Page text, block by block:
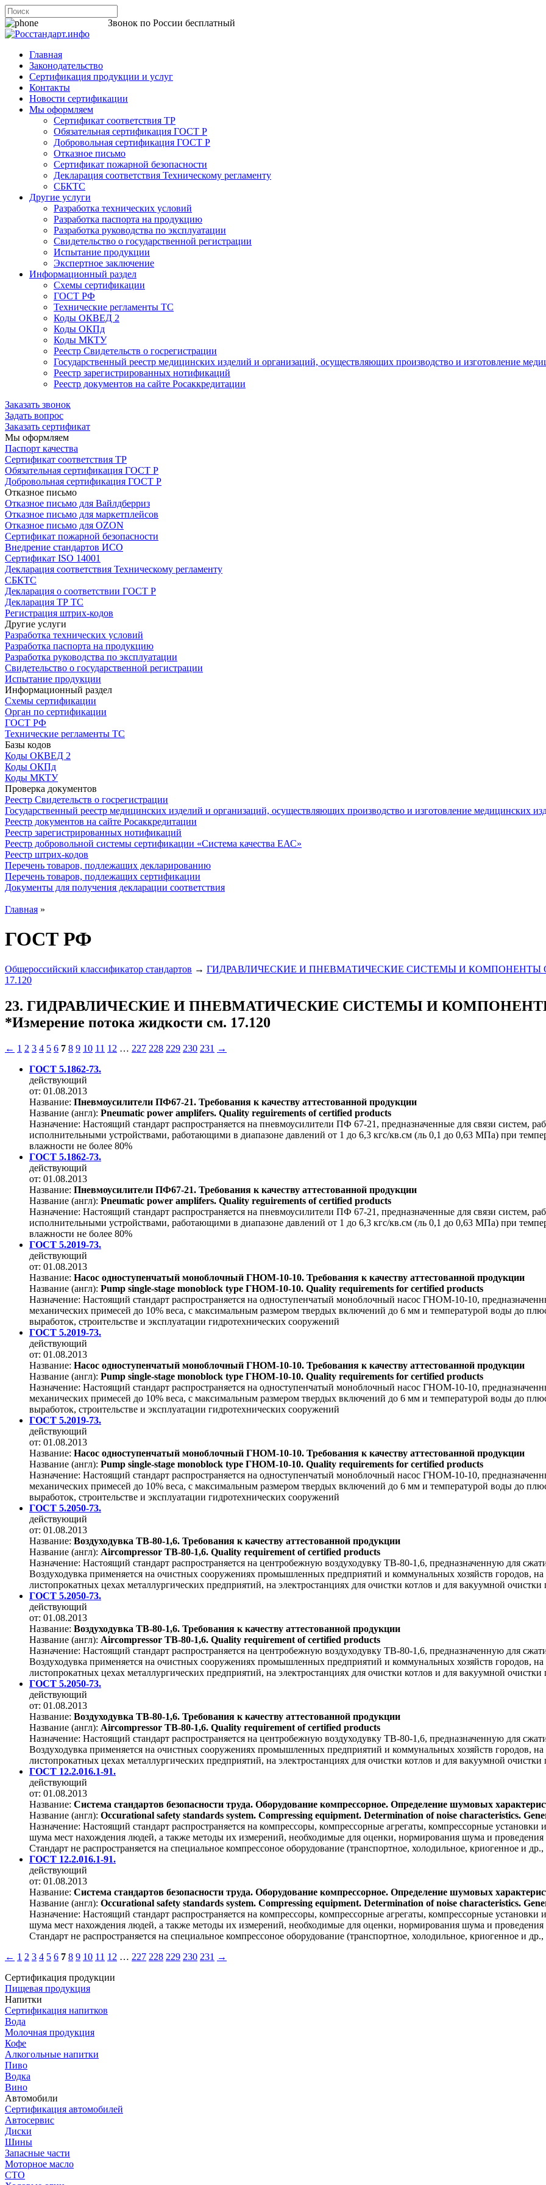
Звонок по России бесплатный
Главная
Законодательство
Сертификация продукции и услуг
Контакты
Новости сертификации
Мы оформляем
Сертификат соответствия ТР
Обязательная сертификация ГОСТ Р
Добровольная сертификация ГОСТ Р
Отказное письмо
Сертификат пожарной безопасности
Декларация соответствия Техническому регламенту
СБКТС
Другие услуги
Разработка технических условий
Разработка паспорта на продукцию
Разработка руководства по эксплуатации
Свидетельство о государственной регистрации
Испытание продукции
Экспертное заключение
Информационный раздел
Схемы сертификации
ГОСТ РФ
Технические регламенты ТС
Коды ОКВЕД 2
Коды ОКПд
Коды МКТУ
Реестр Свидетельств о госрегистрации
Государственный реестр медицинских изделий и организаций, осуществляющих производство и изготовление
Реестр зарегистрированных нотификаций
Реестр документов на сайте Росаккредитации
Заказать звонок
Задать вопрос
Заказать сертификат
Мы оформляем
Паспорт качества
Сертификат соответствия ТР
Обязательная сертификация ГОСТ Р
Добровольная сертификация ГОСТ Р
Отказное письмо
Отказное письмо для Вайлдберриз
Отказное письмо для маркетплейсов
Отказное письмо для OZON
Сертификат пожарной безопасности
Внедрение стандартов ИСО
Сертификат ISO 14001
Декларация соответствия Техническому регламенту
СБКТС
Декларация о соответствии ГОСТ Р
Декларация ТР ТС
Регистрация штрих-кодов
Другие услуги
Разработка технических условий
Разработка паспорта на продукцию
Разработка руководства по эксплуатации
Свидетельство о государственной регистрации
Испытание продукции
Информационный раздел
Схемы сертификации
Орган по сертификации
ГОСТ РФ
Технические регламенты ТС
Базы кодов
Коды ОКВЕД 2
Коды ОКПд
Коды МКТУ
Проверка документов
Реестр Свидетельств о госрегистрации
Государственный реестр медицинских изделий и организаций, осуществляющих производство и изготовление медицинских
Реестр документов на сайте Росаккредитации
Реестр зарегистрированных нотификаций
Реестр добровольной системы сертификации «Система качества ЕАС»
Реестр штрих-кодов
Перечень товаров, подлежащих декларированию
Перечень товаров, подлежащих сертификации
Документы для получения декларации соответствия
Главная »
ГОСТ РФ
Общероссийский классификатор стандартов → ГИДРАВЛИЧЕСКИЕ И ПНЕВМАТИЧЕСКИЕ СИСТЕМЫ И КОМПОНЕНТЫ
17.120
23. ГИДРАВЛИЧЕСКИЕ И ПНЕВМАТИЧЕСКИЕ СИСТЕМЫ И
*Измерение потока жидкости см. 17.120
← 1 2 3 4 5 6 7 8 9 10 11 12 … 227 228 229 230 231 →
ГОСТ 5.1862-73.
действующий
от: 01.08.2013
Название: Пневмоусилители ПФ67-21. Требования к качеству аттестованной продукции
Название (англ): Pneumatic power amplifers. Quality reguirements of certified products
Назначение: Настоящий стандарт распространяется на пневмоусилители ПФ 67-21, предназначенные для связи систем,
исполнительными устройствами, работающими в диапазоне давлений от 1 до 6,3 кгс/кв.см (ль 0,1 до 0,63 МПа) при
влажности не более 80%
ГОСТ 5.1862-73.
действующий
от: 01.08.2013
Название: Пневмоусилители ПФ67-21. Требования к качеству аттестованной продукции
Название (англ): Pneumatic power amplifers. Quality reguirements of certified products
Назначение: Настоящий стандарт распространяется на пневмоусилители ПФ 67-21, предназначенные для связи систем,
исполнительными устройствами, работающими в диапазоне давлений от 1 до 6,3 кгс/кв.см (ль 0,1 до 0,63 МПа) при
влажности не более 80%
ГОСТ 5.2019-73.
действующий
от: 01.08.2013
Название: Насос одноступенчатый моноблочный ГНОМ-10-10. Требования к качеству аттестованной продукции
Название (англ): Pump single-stage monoblock type ГНОМ-10-10. Quality requirements for certified products
Назначение: Настоящий стандарт распространяется на одноступенчатый моноблочный насос ГНОМ-10-10,
механических примесей до 10% веса, с максимальным размером твердых включений до 6 мм и температурой воды до
выработок, строительстве и эксплуатации гидротехнических сооружений
ГОСТ 5.2019-73.
действующий
от: 01.08.2013
Название: Насос одноступенчатый моноблочный ГНОМ-10-10. Требования к качеству аттестованной продукции
Название (англ): Pump single-stage monoblock type ГНОМ-10-10. Quality requirements for certified products
Назначение: Настоящий стандарт распространяется на одноступенчатый моноблочный насос ГНОМ-10-10,
механических примесей до 10% веса, с максимальным размером твердых включений до 6 мм и температурой воды до
выработок, строительстве и эксплуатации гидротехнических сооружений
ГОСТ 5.2019-73.
действующий
от: 01.08.2013
Название: Насос одноступенчатый моноблочный ГНОМ-10-10. Требования к качеству аттестованной продукции
Название (англ): Pump single-stage monoblock type ГНОМ-10-10. Quality requirements for certified products
Назначение: Настоящий стандарт распространяется на одноступенчатый моноблочный насос ГНОМ-10-10,
механических примесей до 10% веса, с максимальным размером твердых включений до 6 мм и температурой воды до
выработок, строительстве и эксплуатации гидротехнических сооружений
ГОСТ 5.2050-73.
действующий
от: 01.08.2013
Название: Воздуходувка ТВ-80-1,6. Требования к качеству аттестованной продукции
Название (англ): Aircompressor ТВ-80-1,6. Quality requirement of certified products
Назначение: Настоящий стандарт распространяется на центробежную воздуходувку ТВ-80-1,6, предназначенную для
Воздуходувка применяется на очистных сооружениях промышленных предприятий и коммунальных хозяйств городов,
листопрокатных цехах металлургических предприятий, на электростанциях для очистки котлов и для вакуумной
ГОСТ 5.2050-73.
действующий
от: 01.08.2013
Название: Воздуходувка ТВ-80-1,6. Требования к качеству аттестованной продукции
Название (англ): Aircompressor ТВ-80-1,6. Quality requirement of certified products
Назначение: Настоящий стандарт распространяется на центробежную воздуходувку ТВ-80-1,6, предназначенную для
Воздуходувка применяется на очистных сооружениях промышленных предприятий и коммунальных хозяйств городов,
листопрокатных цехах металлургических предприятий, на электростанциях для очистки котлов и для вакуумной
ГОСТ 5.2050-73.
действующий
от: 01.08.2013
Название: Воздуходувка ТВ-80-1,6. Требования к качеству аттестованной продукции
Название (англ): Aircompressor ТВ-80-1,6. Quality requirement of certified products
Назначение: Настоящий стандарт распространяется на центробежную воздуходувку ТВ-80-1,6, предназначенную для
Воздуходувка применяется на очистных сооружениях промышленных предприятий и коммунальных хозяйств городов,
листопрокатных цехах металлургических предприятий, на электростанциях для очистки котлов и для вакуумной
ГОСТ 12.2.016.1-91.
действующий
от: 01.08.2013
Название: Система стандартов безопасности труда. Оборудование компрессорное. Определение шумовых
Название (англ): Occurational safety standards system. Compressing equipment. Determination of noise characteristics.
Назначение: Настоящий стандарт распространяется на компрессоры, компрессорные агрегаты, компрессорные
шума мест нахождения людей, а также методы их измерений, необходимые для оценки, нормирования шума и
Стандарт не распространяется на специальное компрессоное оборудование (транспортное, холодильное, криогенное и
ГОСТ 12.2.016.1-91.
действующий
от: 01.08.2013
Название: Система стандартов безопасности труда. Оборудование компрессорное. Определение шумовых
Название (англ): Occurational safety standards system. Compressing equipment. Determination of noise characteristics.
Назначение: Настоящий стандарт распространяется на компрессоры, компрессорные агрегаты, компрессорные
шума мест нахождения людей, а также методы их измерений, необходимые для оценки, нормирования шума и
Стандарт не распространяется на специальное компрессоное оборудование (транспортное, холодильное, криогенное и
← 1 2 3 4 5 6 7 8 9 10 11 12 … 227 228 229 230 231 →
Сертификация продукции
Пищевая продукция
Напитки
Сертификация напитков
Вода
Молочная продукция
Кофе
Алкогольные напитки
Пиво
Водка
Вино
Автомобили
Сертификация автомобилей
Автосервис
Диски
Шины
Запасные части
Моторное масло
СТО